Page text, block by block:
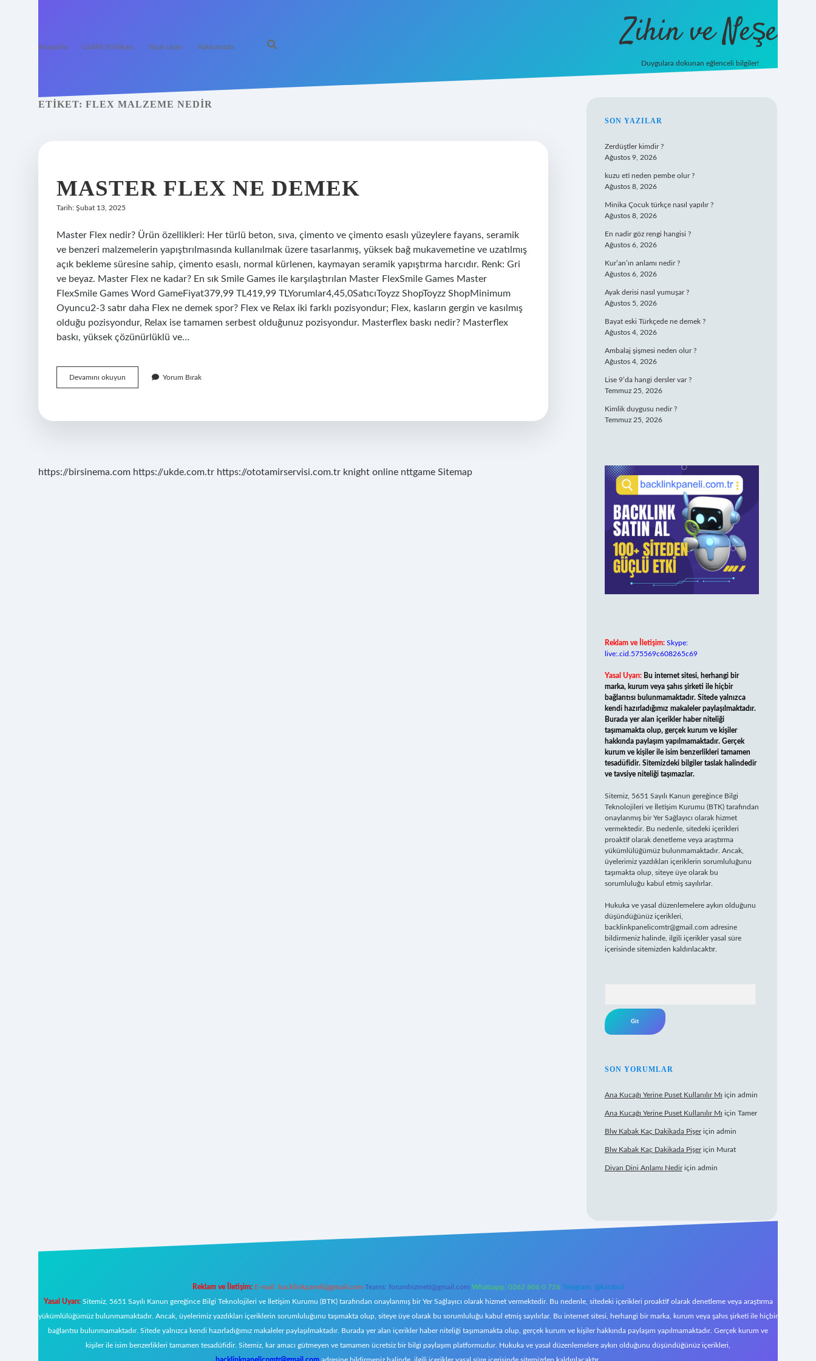
Anasayfa Gizlilik Politikası Yasal Uyarı Hakkımızda Zihin ve Neşe
Duygulara dokunan eğlenceli bilgiler!
ETIKET: FLEX MALZEME NEDIR
MASTER FLEX NE DEMEK
Tarih: Şubat 13, 2025
Master Flex nedir? Ürün özellikleri: Her türlü beton, sıva, çimento ve çimento esaslı yüzeylere fayans, seramik
ve benzeri malzemelerin yapıştırılmasında kullanılmak üzere tasarlanmış, yüksek bağ mukavemetine ve uzatılmış
açık bekleme süresine sahip, çimento esaslı, normal kürlenen, kaymayan seramik yapıştırma harcıdır. Renk: Gri
ve beyaz. Master Flex ne kadar? En sık Smile Games ile karşılaştırılan Master FlexSmile Games Master
FlexSmile Games Word GameFiyat379,99 TL419,99 TLYorumlar4,45,0SatıcıToyzz ShopToyzz ShopMinimum
Oyuncu2-3 satır daha Flex ne demek spor? Flex ve Relax iki farklı pozisyondur; Flex, kasların gergin ve kasılmış
olduğu pozisyondur, Relax ise tamamen serbest olduğunuz pozisyondur. Masterflex baskı nedir? Masterflex
baskı, yüksek çözünürlüklü ve…
Devamını okuyun
Flex
Yorum Bırak
https://birsinema.com https://ukde.com.tr https://ototamirservisi.com.tr knight online nttgame Sitemap
SIDEBAR
SON YAZILAR
Zerdüştler kimdir ?
Ağustos 9, 2026
kuzu eti neden pembe olur ?
Ağustos 8, 2026
Minika Çocuk türkçe nasıl yapılır ?
Ağustos 8, 2026
En nadir göz rengi hangisi ?
Ağustos 6, 2026
Kur’an’ın anlamı nedir ?
Ağustos 6, 2026
Ayak derisi nasıl yumuşar ?
Ağustos 5, 2026
Bayat eski Türkçede ne demek ?
Ağustos 4, 2026
Ambalaj şişmesi neden olur ?
Ağustos 4, 2026
Lise 9’da hangi dersler var ?
Temmuz 25, 2026
Kimlik duygusu nedir ?
Temmuz 25, 2026
Reklam ve İletişim: Skype:
live:.cid.575569c608265c69
Yasal Uyarı: Bu internet sitesi, herhangi bir
marka, kurum veya şahıs şirketi ile hiçbir
bağlantısı bulunmamaktadır. Sitede yalnızca
kendi hazırladığımız makaleler paylaşılmaktadır.
Burada yer alan içerikler haber niteliği
taşımamakta olup, gerçek kurum ve kişiler
hakkında paylaşım yapılmamaktadır. Gerçek
kurum ve kişiler ile isim benzerlikleri tamamen
tesadüfidir. Sitemizdeki bilgiler taslak halindedir
ve tavsiye niteliği taşımazlar.
Sitemiz, 5651 Sayılı Kanun gereğince Bilgi
Teknolojileri ve İletişim Kurumu (BTK) tarafından
onaylanmış bir Yer Sağlayıcı olarak hizmet
vermektedir. Bu nedenle, sitedeki içerikleri
proaktif olarak denetleme veya araştırma
yükümlülüğümüz bulunmamaktadır. Ancak,
üyelerimiz yazdıkları içeriklerin sorumluluğunu
taşımakta olup, siteye üye olarak bu
sorumluluğu kabul etmiş sayılırlar.
Hukuka ve yasal düzenlemelere aykırı olduğunu
düşündüğünüz içerikleri,
backlinkpanelicomtr@gmail.com adresine
bildirmeniz halinde, ilgili içerikler yasal süre
içerisinde sitemizden kaldırılacaktır.
SON YORUMLAR
Ana Kucağı Yerine Puset Kullanılır Mı için admin
Ana Kucağı Yerine Puset Kullanılır Mı için Tamer
Blw Kabak Kaç Dakikada Pişeriçin admin
Blw Kabak Kaç Dakikada Pişeriçin Murat
Divan Dini Anlamı Nediriçin admin
Reklam ve İletişim: E-mail: backlinkpaneli@gmail.com Teams: forumhizmeti@gmail.com Whatsapp: 0262 606 0 726 Telegram: @karabul
Yasal Uyarı:Sitemiz, 5651 Sayılı Kanun gereğince Bilgi Teknolojileri ve İletişim Kurumu (BTK) tarafından onaylanmış bir Yer Sağlayıcı olarak hizmet vermektedir. Bu nedenle, sitedeki içerikleri proaktif olarak denetleme veya araştırma
yükümlülüğümüz bulunmamaktadır. Ancak, üyelerimiz yazdıkları içeriklerin sorumluluğunu taşımakta olup, siteye üye olarak bu sorumluluğu kabul etmiş sayılırlar. Bu internet sitesi, herhangi bir marka, kurum veya şahıs şirketi ile hiçbir
bağlantısı bulunmamaktadır. Sitede yalnızca kendi hazırladığımız makaleler paylaşılmaktadır. Burada yer alan içerikler haber niteliği taşımamakta olup, gerçek kurum ve kişiler hakkında paylaşım yapılmamaktadır. Gerçek kurum ve
kişiler ile isim benzerlikleri tamamen tesadüfidir. Sitemiz, kar amacı gütmeyen ve tamamen ücretsiz bir bilgi paylaşım platformudur. Hukuka ve yasal düzenlemelere aykırı olduğunu düşündüğünüz içerikleri,